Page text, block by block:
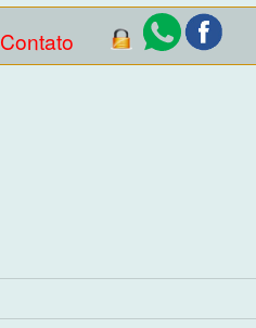
Contato